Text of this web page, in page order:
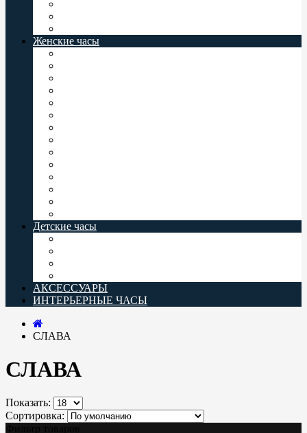
Женские часы
Детские часы
АКСЕССУАРЫ
ИНТЕРЬЕРНЫЕ ЧАСЫ
СЛАВА
СЛАВА
Показать:
Сортировка: